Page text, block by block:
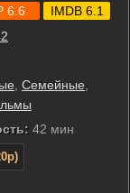
Семейные
42 мин
6.6 IMDB 6.1